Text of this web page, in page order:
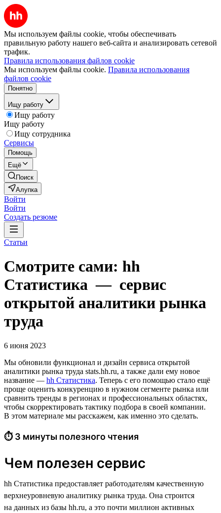
Мы используем файлы cookie, чтобы обеспечивать
правильную работу нашего веб-сайта и анализировать сетевой
трафик.
Правила использования файлов cookie
Мы используем файлы cookie. Правила использования
файлов cookie
Понятно
Ищу работу
Ищу работу
Ищу работу
Ищу сотрудника
Сервисы
Помощь
Ещё
Поиск
Алупка
Войти
Войти
Создать резюме
Статьи
Смотрите сами: hh
Cтатистика — сервис
открытой аналитики рынка
труда
6 июня 2023
Мы обновили функционал и дизайн сервиса открытой
аналитики рынка труда stats.hh.ru, а также дали ему новое
название — hh Cтатистика. Теперь с его помощью стало ещё
проще оценить конкуренцию в нужном сегменте рынка или
сравнить тренды в регионах и профессиональных областях,
чтобы скорректировать тактику подбора в своей компании.
В этом материале мы расскажем, как именно это сделать.
⏱ 3 минуты полезного чтения
Чем полезен сервис
hh Статистика предоставляет работодателям качественную
верхнеуровневую аналитику рынка труда. Она строится
на данных из базы hh.ru, а это почти миллион активных